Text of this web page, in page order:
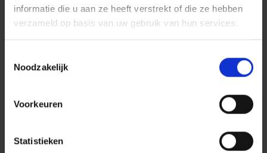
informatie die u aan ze heeft verstrekt of die ze hebben
verzameld op basis van uw gebruik van hun services.
Noodzakelijk
Voorkeuren
Statistieken